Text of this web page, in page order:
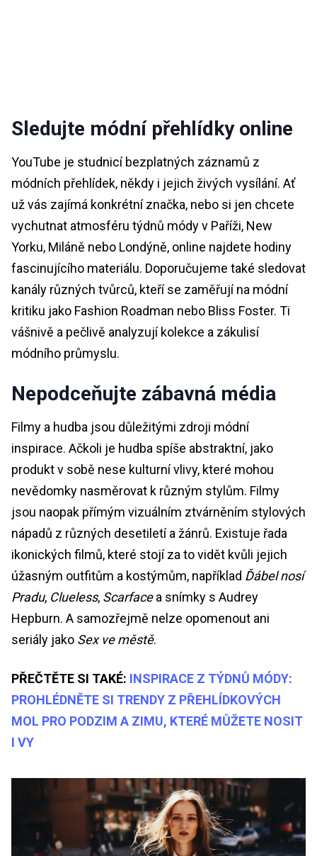
Sledujte módní přehlídky online
YouTube je studnicí bezplatných záznamů z
módních přehlídek, někdy i jejich živých vysílání. Ať
už vás zajímá konkrétní značka, nebo si jen chcete
vychutnat atmosféru týdnů módy v Paříži, New
Yorku, Miláně nebo Londýně, online najdete hodiny
fascinujícího materiálu. Doporučujeme také sledovat
kanály různých tvůrců, kteří se zaměřují na módní
kritiku jako Fashion Roadman nebo Bliss Foster. Ti
vášnivě a pečlivě analyzují kolekce a zákulisí
módního průmyslu.
Nepodceňujte zábavná média
Filmy a hudba jsou důležitými zdroji módní
inspirace. Ačkoli je hudba spíše abstraktní, jako
produkt v sobě nese kulturní vlivy, které mohou
nevědomky nasměrovat k různým stylům. Filmy
jsou naopak přímým vizuálním ztvárněním stylových
nápadů z různých desetiletí a žánrů. Existuje řada
ikonických filmů, které stojí za to vidět kvůli jejich
úžasným outfitům a kostýmům, například Ďábel nosí
Pradu, Clueless, Scarfacea snímky s Audrey
Hepburn. A samozřejmě nelze opomenout ani
seriály jako Sex ve městě.
PŘEČTĚTE SI TAKÉ: INSPIRACE Z TÝDNŮ MÓDY:
PROHLÉDNĚTE SI TRENDY Z PŘEHLÍDKOVÝCH
MOL PRO PODZIM A ZIMU, KTERÉ MŮŽETE NOSIT
I VY